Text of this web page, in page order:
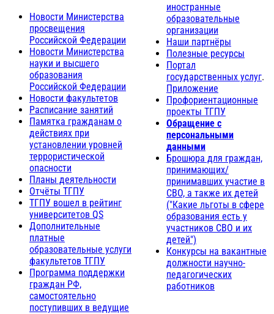
Новости Министерства
просвещения
Российской Федерации
Новости Министерства
науки и высшего
образования
Российской Федерации
Новости факультетов
Расписание занятий
Памятка гражданам о
действиях при
установлении уровней
террористической
опасности
Планы деятельности
Отчёты ТГПУ
ТГПУ вошел в рейтинг
университетов QS
Дополнительные
платные
образовательные услуги
факультетов ТГПУ
Программа поддержки
граждан РФ,
самостоятельно
поступивших в ведущие
иностранные
образовательные
организации
Наши партнёры
Полезные ресурсы
Портал
государственных услуг.
Приложение
Профориентационные
проекты ТГПУ
Обращение с
персональными
данными
Брошюра для граждан,
принимающих/
принимавших участие в
СВО, а также их детей
("Какие льготы в сфере
образования есть у
участников СВО и их
детей")
Конкурсы на вакантные
должности научно-
педагогических
работников